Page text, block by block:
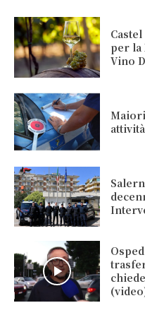
per la
Vino